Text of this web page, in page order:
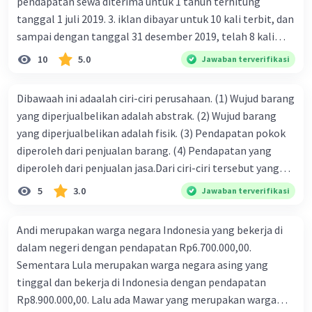
Pemerintah, seringkali bekerja sama dengan bank
sentral, berusaha menjaga stabilitas harga dengan
mengendalikan faktor-faktor yang dapat menyebabkan
inflasi atau deflasi yang tidak diinginkan. Tujuannya
adalah menciptakan lingkungan ekonomi yang stabil dan
kesejahteraan masyarakat.
Beri Rating ( ) Balas
Iklan
tanggal 1 juli 2019. 3. iklan dibayar untuk 10 kali terbit, dan
sampai dengan tanggal 31 desember 2019, telah 8 kali
terbit. 4. gaji terutang untuk periode berjalan sebesar
Rp800.000,00 dari data di atas, pencatatan jurnal pembalik
10 5.0 Jawaban terverifikasi
Dibawaah ini adaalah ciri-ciri perusahaan. (1) Wujud barang
yang diperjualbelikan adalah abstrak. (2) Wujud barang
yang diperjualbelikan adalah fisik. (3) Pendapatan pokok
diperoleh dari penjualan barang. (4) Pendapatan yang
diperoleh dari penjualan jasa.Dari ciri-ciri tersebut yang
merupakan ciri dari perusahaan dagang ditunjukan pada
nomor…. a. 1 dan 3 b. 3 dan 4 c. 2 dan 3 d. 1 dan 2 e. 2 dan 4
5 3.0 Jawaban terverifikasi
Andi merupakan warga negara Indonesia yang bekerja di
dalam negeri dengan pendapatan Rp6.700.000,00.
Sementara Lula merupakan warga negara asing yang
tinggal dan bekerja di Indonesia dengan pendapatan
Rp8.900.000,00. Lalu ada Mawar yang merupakan warga